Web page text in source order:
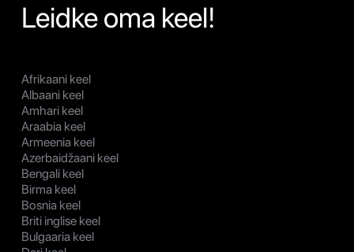
Leidke oma keel!
Afrikaani keel
Albaani keel
Amhari keel
Araabia keel
Armeenia keel
Azerbaidžaani keel
Bengali keel
Birma keel
Bosnia keel
Briti inglise keel
Bulgaaria keel